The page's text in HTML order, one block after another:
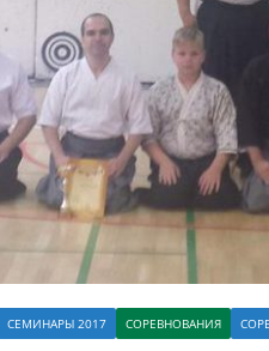
СЕМИНАРЫ 2017 СОРЕВНОВАНИЯ